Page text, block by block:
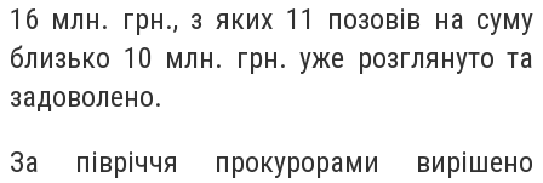
16 млн. грн., з яких 11 позовів на суму
близько 10 млн. грн. уже розглянуто та
задоволено.
За півріччя прокурорами вирішено